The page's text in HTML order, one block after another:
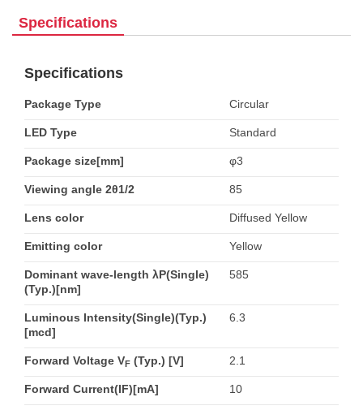
Specifications
Specifications
Package Type Circular
LED Type Standard
Package size[mm] φ3
Viewing angle 2θ1/2 85
Lens color Diffused Yellow
Emitting color Yellow
Dominant wave-length λP(Single)
(Typ.)[nm]
585
Luminous Intensity(Single)(Typ.)
[mcd]
6.3
Forward Voltage VF (Typ.) [V] 2.1
Forward Current(IF)[mA] 10